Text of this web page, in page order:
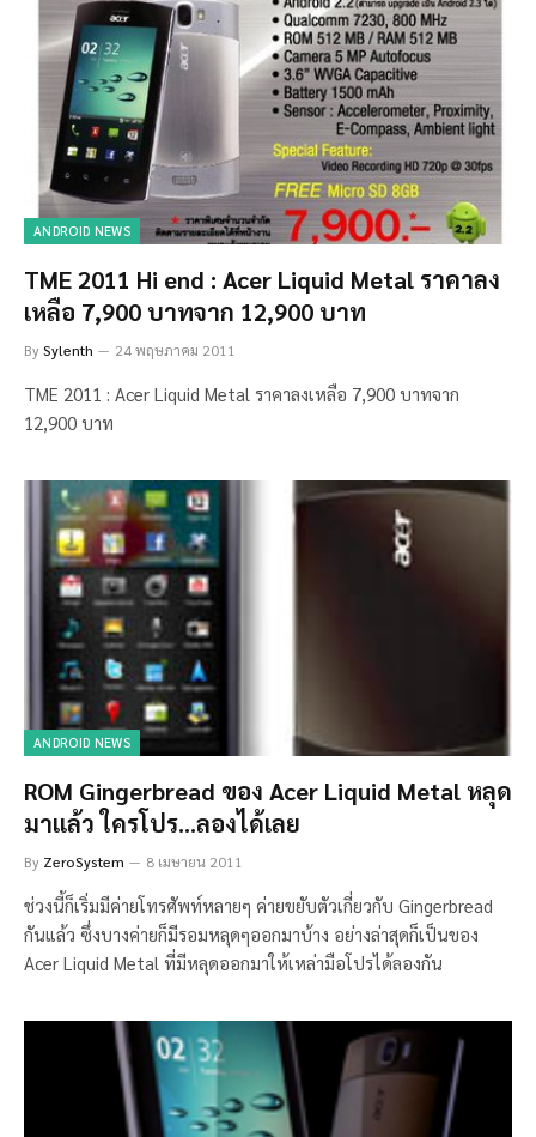
ANDROID NEWS
TME 2011 Hi end : Acer Liquid Metal ราคาลง
เหลือ 7,900 บาทจาก 12,900 บาท
BySylenth 24 พฤษภาคม 2011
TME 2011 : Acer Liquid Metal ราคาลงเหลือ 7,900 บาทจาก
12,900 บาท
ANDROID NEWS
ROM Gingerbread ของ Acer Liquid Metal หลุด
มาแล้ว ใครโปร…ลองได้เลย
By ZeroSystem 8 เมษายน 2011
ช่วงนี้ก็เริ่มมีค่ายโทรศัพท์หลายๆ ค่ายขยับตัวเกี่ยวกับ Gingerbread
กันแล้ว ซึ่งบางค่ายก็มีรอมหลุดๆออกมาบ้าง อย่างล่าสุดก็เป็นของ
Acer Liquid Metal ที่มีหลุดออกมาให้เหล่ามือโปรได้ลองกัน